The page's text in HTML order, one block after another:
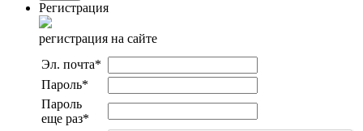
Регистрация
регистрация на сайте
Эл. почта*
Пароль*
Пароль
еще раз*